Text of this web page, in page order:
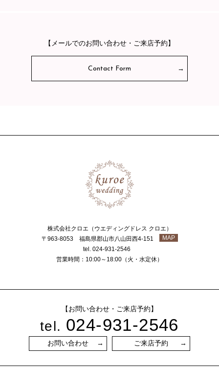
【メールでのお問い合わせ・ご来店予約】
Contact Form
株式会社クロエ（ウエディングドレス クロエ）
〒963-8053 福島県郡山市八山田西4-151
MAP
tel. 024-931-2546
営業時間：10:00～18:00（火・水定休）
【お問い合わせ・ご来店予約】
tel. 024-931-2546
お問い合わせ ご来店予約